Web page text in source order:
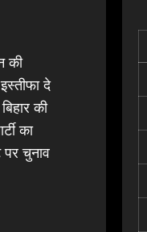
की
दे
की
का
चुनाव